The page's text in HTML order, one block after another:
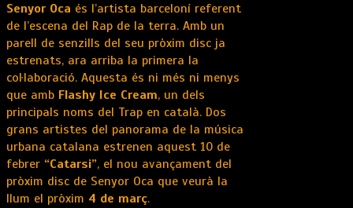
Senyor Oca és l’artista barceloní referent
de l’escena del Rap de la terra. Amb un
parell de senzills del seu pròxim disc ja
estrenats, ara arriba la primera la
col·laboració. Aquesta és ni més ni menys
que amb Flashy Ice Cream, un dels
principals noms del Trap en català. Dos
grans artistes del panorama de la música
urbana catalana estrenen aquest 10 de
febrer “Catarsi”, el nou avançament del
pròxim disc de Senyor Oca que veurà la
llum el pròxim 4 de març.